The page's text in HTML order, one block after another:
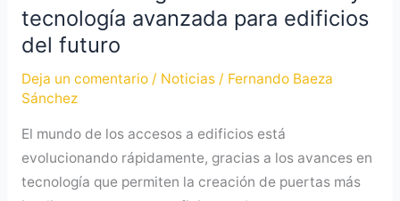
tecnología avanzada para edificios
del futuro
Deja un comentario / Noticias/ Fernando Baeza
Sánchez
El mundo de los accesos a edificios está
evolucionando rápidamente, gracias a los avances en
tecnología que permiten la creación de puertas más